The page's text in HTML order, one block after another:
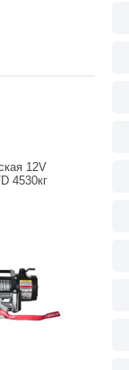
12V
4530кг